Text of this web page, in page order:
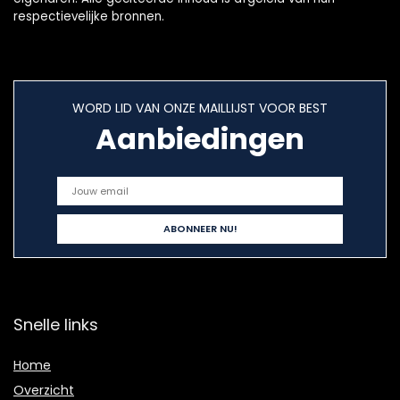
respectievelijke bronnen.
WORD LID VAN ONZE MAILLIJST VOOR BEST
Aanbiedingen
Snelle links
Home
Overzicht